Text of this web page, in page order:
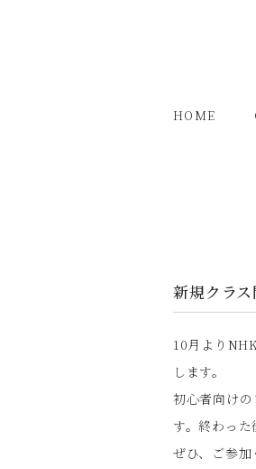
HOME
新規クラ
10月より
します。
初心者向け
す。終わっ
ぜひ、ご参加